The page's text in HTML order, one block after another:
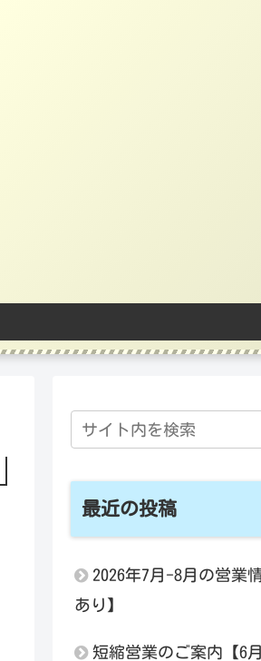
最近の投稿
2026年7月-8月の営業
あり】
短縮営業のご案内【6